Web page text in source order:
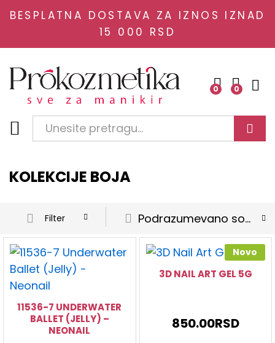
BESPLATNA DOSTAVA ZA IZNOS IZNAD
15 000 RSD
0 0
KOLEKCIJE BOJA
Filter Podrazumevano sortiranje
11536-7 UNDERWATER
BALLET (JELLY) –
NEONAIL
Novo
3D NAIL ART GEL 5G
850.00RSD